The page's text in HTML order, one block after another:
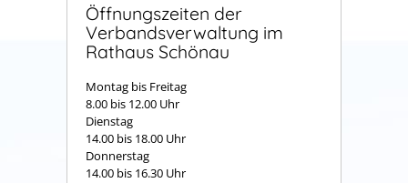
Öffnungszeiten der
Verbandsverwaltung im
Rathaus Schönau
Montag bis Freitag
8.00 bis 12.00 Uhr
Dienstag
14.00 bis 18.00 Uhr
Donnerstag
14.00 bis 16.30 Uhr